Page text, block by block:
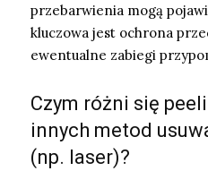
przebarwienia mogą
kluczowa jest ochrona
ewentualne zabiegi
Czym różni się
innych metod
(np. laser)?